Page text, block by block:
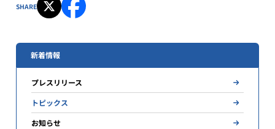
SHARE
新着情報
プレスリリース
トピックス
お知らせ